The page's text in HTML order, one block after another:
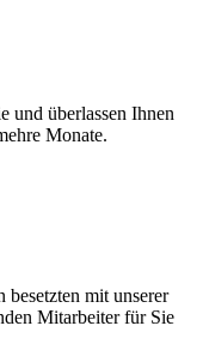
und überlassen Ihnen
Monate.
besetzten mit unserer
Mitarbeiter für Sie